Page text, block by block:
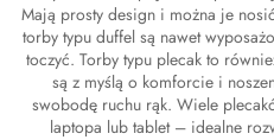
Mają prosty design i można je
torby typu duffel są nawet
toczyć. Torby typu plecak to
są z myślą o komforcie i
swobodę ruchu rąk. Wiele
laptopa lub tablet – idealne